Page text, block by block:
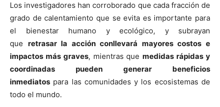
Los investigadores han corroborado que cada fracción de
grado de calentamiento que se evita es importante para
el bienestar humano y ecológico, y subrayan
que retrasar la acción conllevará mayores costos e
impactos más graves, mientras quemedidas rápidas y
coordinadas pueden generar beneficios
inmediatos para las comunidades y los ecosistemas de
todo el mundo.